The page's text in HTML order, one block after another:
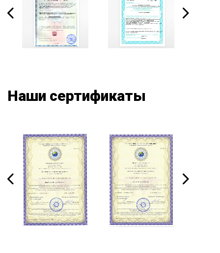
Наши сертификаты